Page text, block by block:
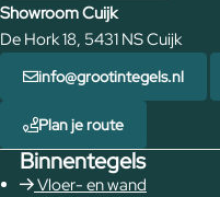
Showroom Cuijk
De Hork 18, 5431 NS Cuijk
info@grootintegels.nl
Plan je route
Binnentegels
Vloer- en wand